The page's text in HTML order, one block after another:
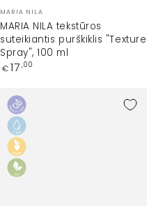
Prekinis
ženklas:
MARIA NILA
MARIA NILA tekstūros
suteikiantis purškiklis "Texture
Spray", 100 ml
Įprasta
€ 17 ,00